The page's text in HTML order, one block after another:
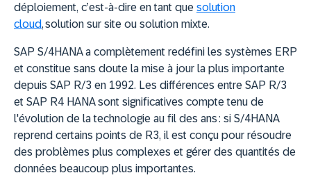
déploiement, c’est-à-dire en tant que solution
cloud, solution sur site ou solution mixte.
SAP S/4HANA a complètement redéfini les systèmes ERP
et constitue sans doute la mise à jour la plus importante
depuis SAP R/3 en 1992. Les différences entre SAP R/3
et SAP R4 HANA sont significatives compte tenu de
l'évolution de la technologie au fil des ans : si S/4HANA
reprend certains points de R3, il est conçu pour résoudre
des problèmes plus complexes et gérer des quantités de
données beaucoup plus importantes.